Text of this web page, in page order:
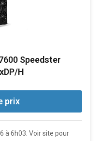
Speedster
H
prix
à 6h03. Voir site pour